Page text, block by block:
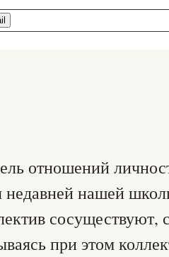
отношений
недавней нашей
при этом